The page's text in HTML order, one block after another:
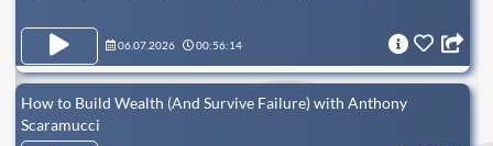
06.07.2026 00:56:14
How to Build Wealth (And Survive Failure) with Anthony
Scaramucci